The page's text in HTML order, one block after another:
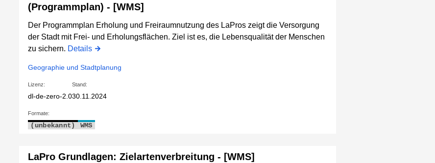
(Programmplan) - [WMS]
Der Programmplan Erholung und Freiraumnutzung des LaPros zeigt die Versorgung
der Stadt mit Frei- und Erholungsflächen. Ziel ist es, die Lebensqualität der Menschen
zu sichern. Details
Geographie und Stadtplanung
Lizenz:
dl-de-zero-2.0
Stand:
30.11.2024
Formate:
(unbekannt) WMS
LaPro Grundlagen: Zielartenverbreitung - [WMS]